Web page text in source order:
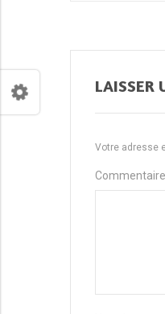
LAISSER
Votre adresse
Commentaire